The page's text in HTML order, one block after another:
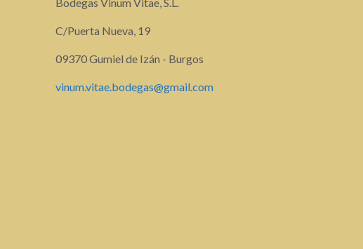
C/Puerta Nueva, 19
09370 Gumiel de Izán - Burgos
vinum.vitae.bodegas@gmail.com